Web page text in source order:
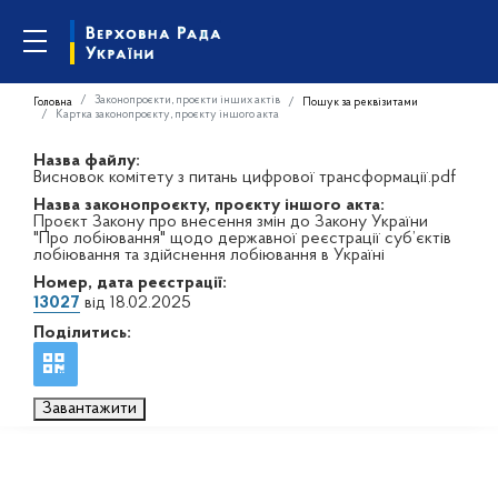
Головна Законопроєкти, проєкти інших актів
Пошук за реквізитами
Картка законопроєкту, проєкту іншого акта
Назва файлу:
Висновок комітету з питань цифрової трансформації.pdf
Назва законопроєкту, проєкту іншого акта:
Проєкт Закону про внесення змін до Закону України
"Про лобіювання" щодо державної реєстрації суб’єктів
лобіювання та здійснення лобіювання в Україні
Номер, дата реєстрації:
13027 від 18.02.2025
Поділитись:
Завантажити